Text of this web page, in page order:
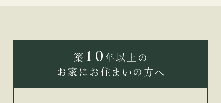
築10年以上の
お家にお住まいの方へ